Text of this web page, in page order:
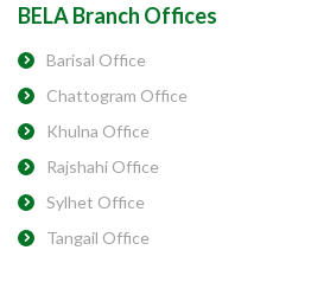
BELA Branch Offices
Barisal Office
Chattogram Office
Khulna Office
Rajshahi Office
Sylhet Office
Tangail Office